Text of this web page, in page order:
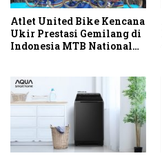
Atlet United Bike Kencana
Ukir Prestasi Gemilang di
Indonesia MTB National